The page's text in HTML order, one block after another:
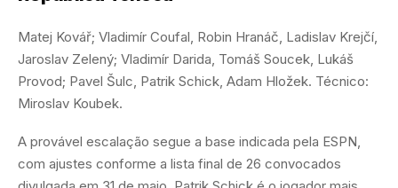
Matej Kovář; Vladimír Coufal, Robin Hranáč, Ladislav Krejčí,
Jaroslav Zelený; Vladimír Darida, Tomáš Soucek, Lukáš
Provod; Pavel Šulc, Patrik Schick, Adam Hložek. Técnico:
Miroslav Koubek.
A provável escalação segue a base indicada pela ESPN,
com ajustes conforme a lista final de 26 convocados